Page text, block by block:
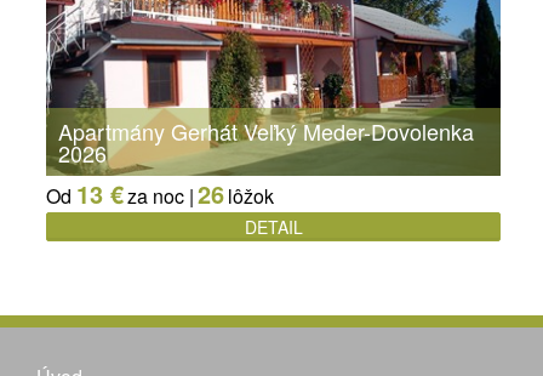
Apartmány Gerhát Veľký Meder-Dovolenka
2026
Od 13 €za noc |26lôžok
DETAIL